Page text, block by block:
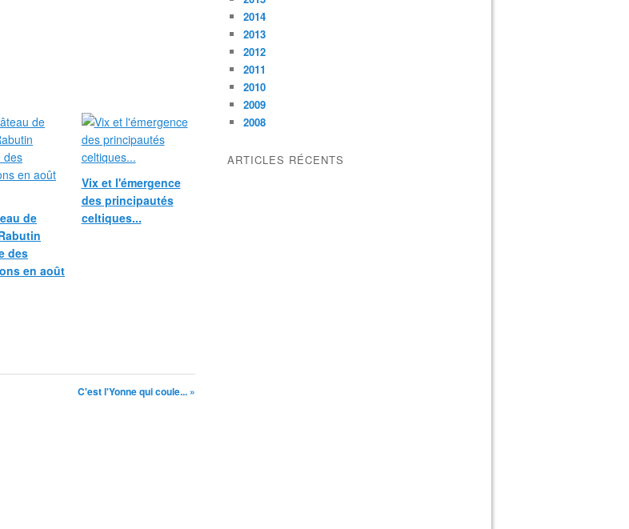
de
des
en août
Vix et l'émergence
des principautés
celtiques...
C'est l'Yonne qui coule... »
2014
2013
2012
2011
2010
2009
2008
ARTICLES RÉCENTS